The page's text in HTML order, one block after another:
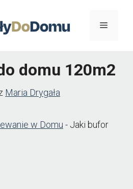
Menu
domu 120m2
Maria Drygała
w Domu - Jaki bufor